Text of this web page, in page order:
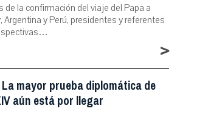
de la confirmación del viaje del Papa a
Argentina y Perú, presidentes y referentes
>
mayor prueba diplomática de
aún está por llegar